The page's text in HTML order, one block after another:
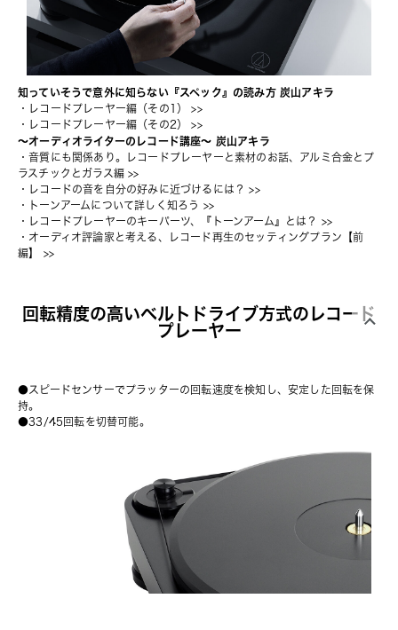
知っていそうで意外に知らない『スペック』の読み方 炭山アキラ
・ レコードプレーヤー編（その1）
>>
・ レコードプレーヤー編（その2） >>
〜オーディオライターのレコード講座〜 炭山アキラ
・音質にも関係あり。レコードプレーヤーと素材のお話、アルミ合金とプ
ラスチックとガラス編 >>
・ レコードの音を自分の好みに近づけるには？ >>
・ トーンアームについて詳しく知ろう >>
・ レコードプレーヤーのキーパーツ、『トーンアーム』とは？ >>
・ オーディオ評論家と考える、レコード再生のセッティングプラン【前
編】
>>
回転精度の高いベルトドライブ方式のレコード
プレーヤー
●スピードセンサーでプラッターの回転速度を検知し、安定した回転を保
持。
●33/45回転を切替可能。